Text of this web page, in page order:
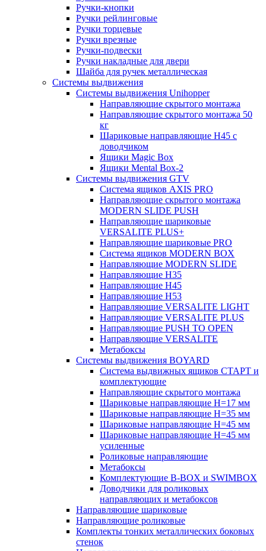
Ручки-кнопки
Ручки рейлинговые
Ручки торцевые
Ручки врезные
Ручки-подвески
Ручки накладные для двери
Шайба для ручек металлическая
Системы выдвижения
Системы выдвижения Unihopper
Направляющие скрытого монтажа
Направляющие скрытого монтажа 50
кг
Шариковые направляющие H45 с
доводчиком
Ящики Magic Box
Ящики Mental Box-2
Системы выдвижения GTV
Система ящиков AXIS PRO
Направляющие скрытого монтажа
MODERN SLIDE PUSH
Направляющие шариковые
VERSALITE PLUS+
Направляющие шариковые PRO
Система ящиков MODERN BOX
Направляющие MODERN SLIDE
Направляющие H35
Направляющие H45
Направляющие H53
Направляющие VERSALITE LIGHT
Направляющие VERSALITE PLUS
Направляющие PUSH TO OPEN
Направляющие VERSALITE
Метабоксы
Системы выдвижения BOYARD
Система выдвижных ящиков СТАРТ и
комплектующие
Направляющие скрытого монтажа
Шариковые направляющие H=17 мм
Шариковые направляющие H=35 мм
Шариковые направляющие H=45 мм
Шариковые направляющие H=45 мм
усиленные
Роликовые направляющие
Метабоксы
Комплектующие B-BOX и SWIMBOX
Доводчики для роликовых
направляющих и метабоксов
Направляющие шариковые
Направляющие роликовые
Комплекты тонких металлических боковых
стенок